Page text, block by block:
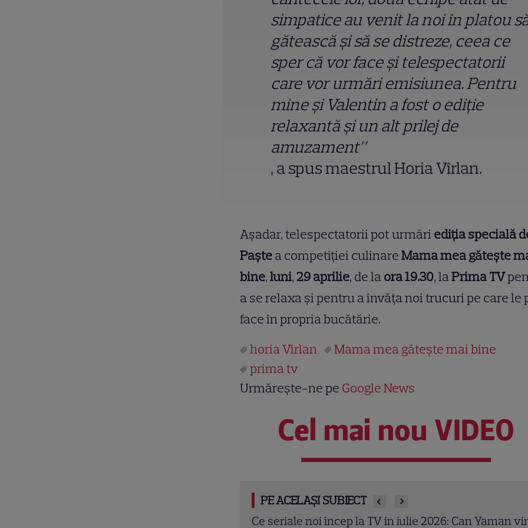
simpatice au venit la noi în platou
gătească și să se distreze, ceea ce
sper că vor face și telespectatorii
care vor urmări emisiunea. Pentru
mine și Valentin a fost o ediție
relaxantă și un alt prilej de
amuzament”
, a spus maestrul Horia Vîrlan.
Așadar, telespectatorii pot urmări ediția specială
Paștea competiției culinareMama mea gătește
bine,luni, 29 aprilie, de laora 19.30, laPrima TV
a se relaxa și pentru a învăța noi trucuri pe care le
face în propria bucătărie.
horia Vîrlan
Mama mea găteşte mai bine
prima tv
Urmărește-ne pe Google News
Cel mai nou VIDEO
PE ACELAȘI SUBIECT
Se caută concurenți pentru „50/50”! Cove te